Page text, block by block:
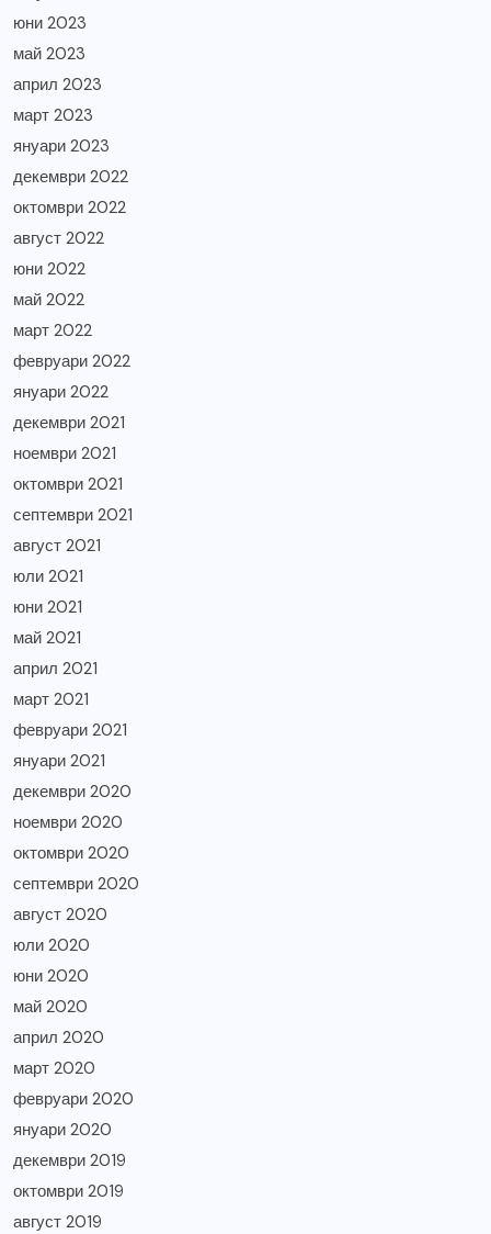
юни 2023
май 2023
април 2023
март 2023
януари 2023
декември 2022
октомври 2022
август 2022
юни 2022
май 2022
март 2022
февруари 2022
януари 2022
декември 2021
ноември 2021
октомври 2021
септември 2021
август 2021
юли 2021
юни 2021
май 2021
април 2021
март 2021
февруари 2021
януари 2021
декември 2020
ноември 2020
октомври 2020
септември 2020
август 2020
юли 2020
юни 2020
май 2020
април 2020
март 2020
февруари 2020
януари 2020
декември 2019
октомври 2019
август 2019